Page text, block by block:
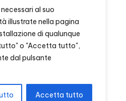
al suo
illustrate nella pagina
di qualunque
o "Accetta tutto",
dal pulsante
Accetta tutto